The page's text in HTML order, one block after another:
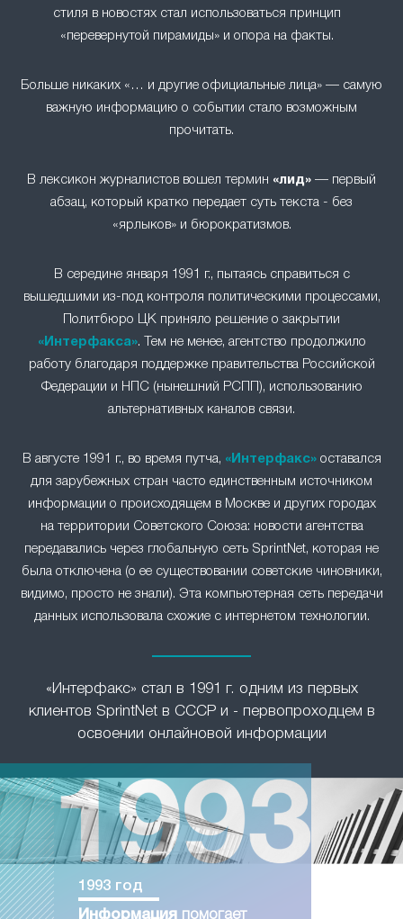
стиля в новостях стал использоваться принцип
«перевернутой пирамиды» и опора на факты.
Больше никаких «… и другие официальные лица» — самую
важную информацию о событии стало возможным
прочитать.
В лексикон журналистов вошел термин «лид» — первый
абзац, который кратко передает суть текста - без
«ярлыков» и бюрократизмов.
В середине января 1991 г., пытаясь справиться с
вышедшими из-под контроля политическими процессами,
Политбюро ЦК приняло решение о закрытии
«Интерфакса». Тем не менее, агентство продолжило
работу благодаря поддержке правительства Российской
Федерации и НПС (нынешний РСПП), использованию
альтернативных каналов связи.
В августе 1991 г., во время путча, «Интерфакс»оставался
для зарубежных стран часто единственным источником
информации о происходящем в Москве и других городах
на территории Советского Союза: новости агентства
передавались через глобальную сеть SprintNet, которая не
была отключена (о ее существовании советские чиновники,
видимо, просто не знали). Эта компьютерная сеть передачи
данных использовала схожие с интернетом технологии.
«Интерфакс» стал в 1991 г. одним из первых
клиентов SprintNet в СССР и - первопроходцем в
освоении онлайновой информации
1993 год
Информация помогает